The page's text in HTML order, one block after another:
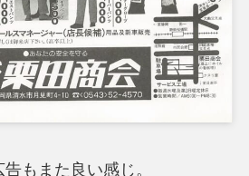
もまた良い感じ。